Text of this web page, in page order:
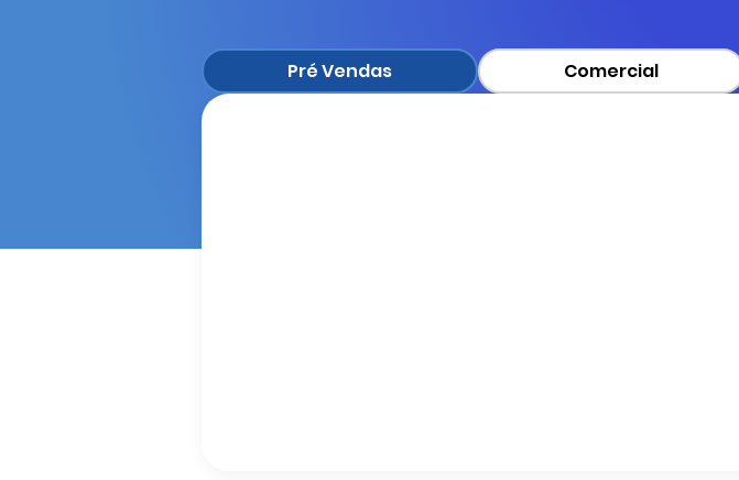
Pré Vendas Comercial